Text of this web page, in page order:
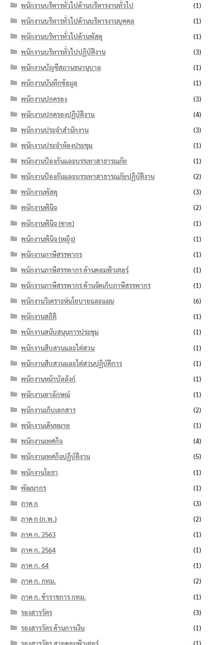
พนักงานบริหารทั่วไปด้านบริหารงานทั่วไป
(1)
พนักงานบริหารทั่วไปด้านบริหารงานบุคคล
(1)
พนักงานบริหารทั่วไปด้านพัสดุ
(1)
พนักงานบริหารทั่วไปปฏิบัติงาน
(3)
พนักงานบัญชีสถานธนานุบาล
(1)
พนักงานบันทึกข้อมูล
(1)
พนักงานปกครอง
(3)
พนักงานปกครองปฏิบัติงาน
(4)
พนักงานประจำสำนักงาน
(3)
พนักงานประจำห้องประชุม
(1)
พนักงานป้องกันและบรรเทาสาธารณภัย
(1)
พนักงานป้องกันและบรรเทาสาธารณภัยปฏิบัติงาน
(2)
พนักงานพัสดุ
(3)
พนักงานพินิจ
(2)
พนักงานพินิจ (ชาย)
(1)
พนักงานพินิจ (หญิง)
(1)
พนักงานภาษีสรรพากร
(1)
พนักงานภาษีสรรพากร ด้านคอมพิวเตอร์
(1)
พนักงานภาษีสรรพากร ด้านจัดเก็บภาษีสรรพากร
(1)
พนักงานวิเคราะห์นโยบายและแผน
(6)
พนักงานสถิติ
(1)
พนักงานสนับสนุนการประชุม
(1)
พนักงานสืบสวนและไต่สวน
(1)
พนักงานสืบสวนและไต่สวนปฏิบัติการ
(1)
พนักงานหน้าบัลลังก์
(1)
พนักงานอาลักษณ์
(1)
พนักงานเก็บเอกสาร
(2)
พนักงานเดินหมาย
(1)
พนักงานเทศกิจ
(4)
พนักงานเทศกิจปฏิบัติงาน
(5)
พนักงานโยธา
(1)
พัฒนากร
(1)
ภาค ก
(3)
ภาค ก (ก.พ.)
(2)
ภาค ก. 2563
(1)
ภาค ก. 2564
(1)
ภาค ก. 64
(1)
ภาค ก. กทม.
(2)
ภาค ก. ข้าราชการ กทม.
(1)
รองสารวัตร
(3)
รองสารวัตร ด้านการเงิน
(1)
รองสารวัตร สายคอมพิวเตอร์
(1)